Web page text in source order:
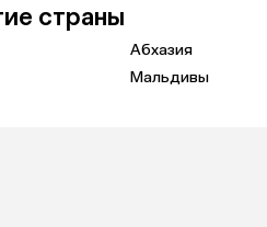
страны
Абхазия
Мальдивы